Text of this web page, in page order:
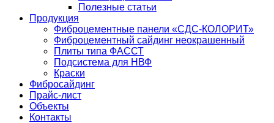
Полезные статьи
Продукция
Фиброцементные панели «СДС-КОЛОРИТ»
Фиброцементный сайдинг неокрашенный
Плиты типа ФАССТ
Подсистема для НВФ
Краски
Фибросайдинг
Прайс-лист
Объекты
Контакты